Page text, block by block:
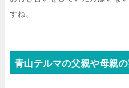
すね。
青山テルマの父親や母親